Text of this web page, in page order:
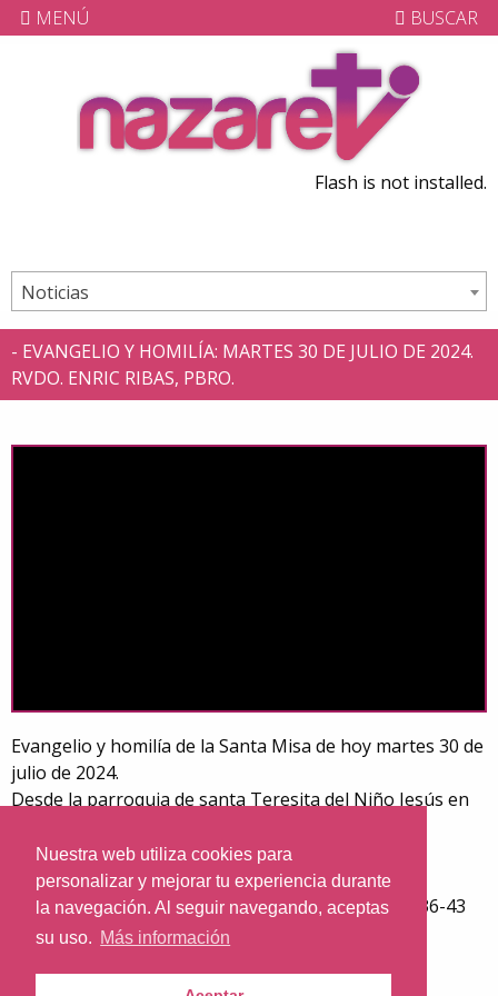
Nuestra web utiliza cookies para
personalizar y mejorar tu experiencia durante
la navegación. Al seguir navegando, aceptas
su uso. Más información
MENÚ BUSCAR
Flash is not installed.
Noticias
- EVANGELIO Y HOMILÍA: MARTES 30 DE JULIO DE 2024.
RVDO. ENRIC RIBAS, PBRO.
Evangelio y homilía de la Santa Misa de hoy martes 30 de
julio de 2024.
Desde la parroquia de santa Teresita del Niño Jesús en
Día litúrgico: Martes de la 17ª semana del tiempo
ordinario.
El evangelio de hoy corresponde a san Mateo 13,36-43
Predica: Rvdo. Enric Ribas, pbro.